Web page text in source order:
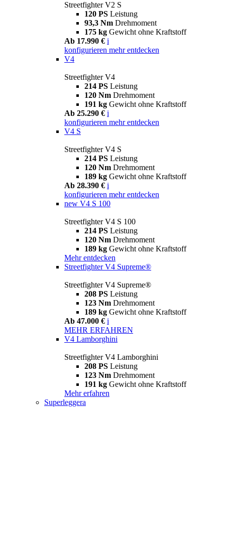
Streetfighter V2 S
120 PS Leistung
93,3 Nm Drehmoment
175 kg Gewicht ohne Kraftstoff
Ab 17.990 € i
konfigurieren mehr entdecken
V4
Streetfighter V4
214 PS Leistung
120 Nm Drehmoment
191 kg Gewicht ohne Kraftstoff
Ab 25.290 € i
konfigurieren mehr entdecken
V4 S
Streetfighter V4 S
214 PS Leistung
120 Nm Drehmoment
189 kg Gewicht ohne Kraftstoff
Ab 28.390 € i
konfigurieren mehr entdecken
new V4 S 100
Streetfighter V4 S 100
214 PS Leistung
120 Nm Drehmoment
189 kg Gewicht ohne Kraftstoff
Mehr entdecken
Streetfighter V4 Supreme®
Streetfighter V4 Supreme®
208 PS Leistung
123 Nm Drehmoment
189 kg Gewicht ohne Kraftstoff
Ab 47.000 € i
MEHR ERFAHREN
V4 Lamborghini
Streetfighter V4 Lamborghini
208 PS Leistung
123 Nm Drehmoment
191 kg Gewicht ohne Kraftstoff
Mehr erfahren
Superleggera